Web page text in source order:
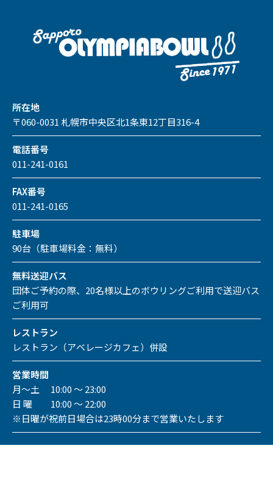
所在地
〒060-0031 札幌市中央区北1条東12丁目316-4
電話番号
011-241-0161
FAX番号
011-241-0165
駐車場
90台（駐車場料金：無料）
無料送迎バス
団体ご予約の際、20名様以上のボウリングご利用で送迎バス
ご利用可
レストラン
レストラン（アベレージカフェ）併設
営業時間
月～土 10:00 ～ 23:00
日 曜 10:00 ～ 22:00
※日曜が祝前日場合は23時00分まで営業いたします